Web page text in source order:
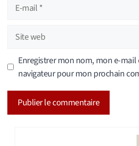
Site
web
Enregistrer mon nom, mon e-
navigateur pour mon prochain